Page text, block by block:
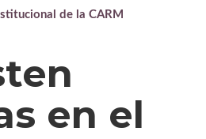
de la CARM
en el